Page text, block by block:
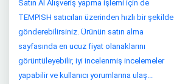
Satın Al Alışveriş yapma işlemi için de
TEMPISH satıcıları üzerinden hızlı bir şekilde
gönderebilirsiniz. Ürünün satın alma
sayfasında en ucuz fiyat olanaklarını
görüntüleyebilir, iyi incelenmiş incelemeler
yapabilir ve kullanıcı yorumlarına ulaş...